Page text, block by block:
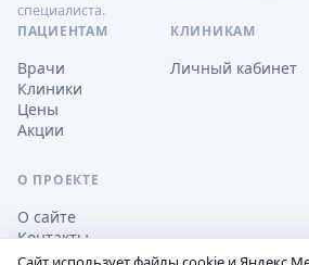
специалиста.
ПАЦИЕНТАМ
Врачи
Клиники
Цены
Акции
КЛИНИКАМ
Личный кабинет
О ПРОЕКТЕ
О сайте
Контакты